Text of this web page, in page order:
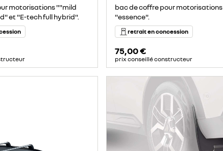
motorisations ""mild
et "E-tech full hybrid".
bac de coffre pour motorisations
"essence".
retrait en concession
75,00 €
prix conseillé constructeur